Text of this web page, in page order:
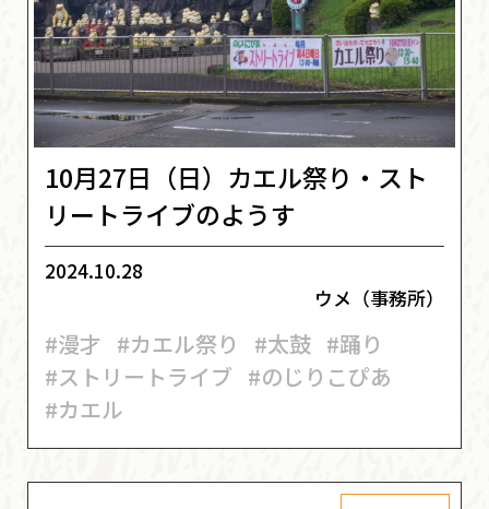
10月27日（日）カエル祭り・スト
リートライブのようす
2024.10.28
ウメ（事務所）
#漫才 #カエル祭り #太鼓 #踊り
#ストリートライブ #のじりこぴあ
#カエル